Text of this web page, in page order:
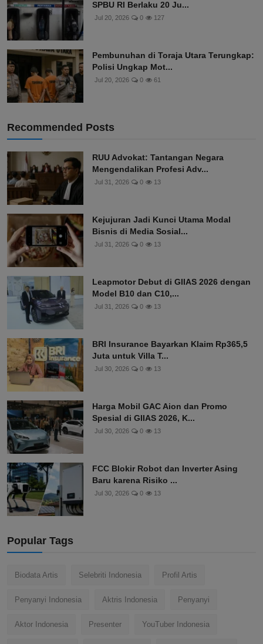
SPBU RI Berlaku 20 Ju...
Jul 20, 2026 0 127
Pembunuhan di Toraja Utara Terungkap:
Polisi Ungkap Mot...
Jul 20, 2026 0 61
Recommended Posts
RUU Advokat: Tantangan Negara
Mengendalikan Profesi Adv...
Jul 31, 2026 0 13
Kejujuran Jadi Kunci Utama Modal
Bisnis di Media Sosial...
Jul 31, 2026 0 13
Leapmotor Debut di GIIAS 2026 dengan
Model B10 dan C10,...
Jul 31, 2026 0 13
BRI Insurance Bayarkan Klaim Rp365,5
Juta untuk Villa T...
Jul 30, 2026 0 13
Harga Mobil GAC Aion dan Promo
Spesial di GIIAS 2026, K...
Jul 30, 2026 0 13
FCC Blokir Robot dan Inverter Asing
Baru karena Risiko ...
Jul 30, 2026 0 13
Popular Tags
Biodata Artis Selebriti Indonesia Profil Artis
Penyanyi Indonesia Aktris Indonesia Penyanyi
Aktor Indonesia Presenter YouTuber Indonesia